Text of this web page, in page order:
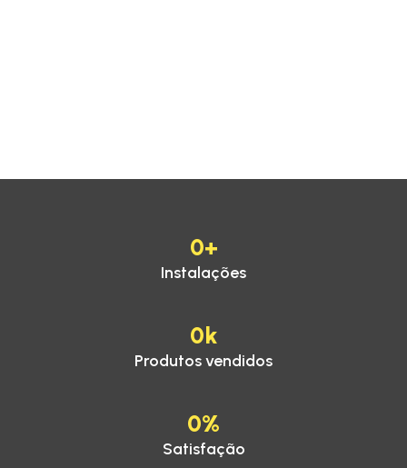
Instalações
0+
Produtos vendidos
0k
Satisfação
0%